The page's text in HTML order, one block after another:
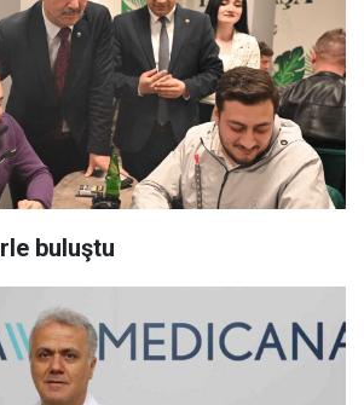
buluştu